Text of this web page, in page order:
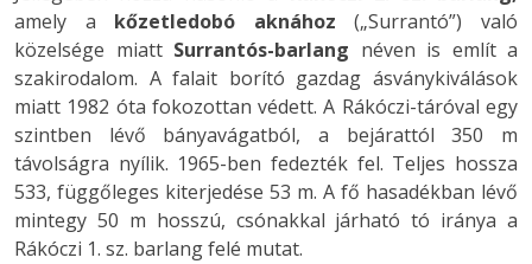
amely a kőzetledobó aknához („Surrantó”) való
közelsége miatt Surrantós-barlang néven is említ a
szakirodalom. A falait borító gazdag ásványkiválások
miatt 1982 óta fokozottan védett. A Rákóczi-táróval egy
szintben lévő bányavágatból, a bejárattól 350 m
távolságra nyílik. 1965-ben fedezték fel. Teljes hossza
533, függőleges kiterjedése 53 m. A fő hasadékban lévő
mintegy 50 m hosszú, csónakkal járható tó iránya a
Rákóczi 1. sz. barlang felé mutat.